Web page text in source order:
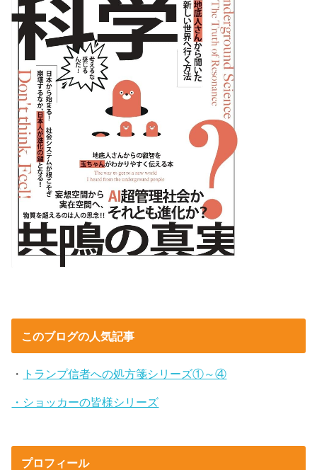
このブログの人気記事
・ トランプ信者への処方箋シリーズ①～④
・ショッカーの皆様シリーズ
プロフィール